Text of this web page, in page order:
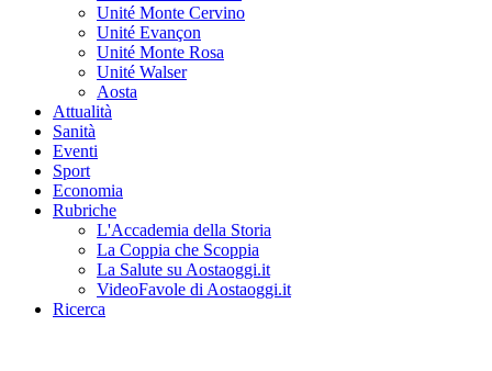
Unité Monte Cervino
Unité Evançon
Unité Monte Rosa
Unité Walser
Aosta
Attualità
Sanità
Eventi
Sport
Economia
Rubriche
L'Accademia della Storia
La Coppia che Scoppia
La Salute su Aostaoggi.it
VideoFavole di Aostaoggi.it
Ricerca